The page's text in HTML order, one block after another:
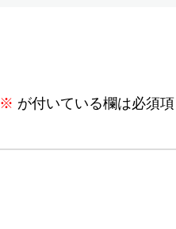
※ が付いている欄は必須